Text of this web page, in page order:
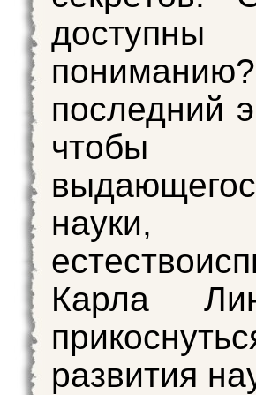
последний
чтобы
науки,
Карла
развития